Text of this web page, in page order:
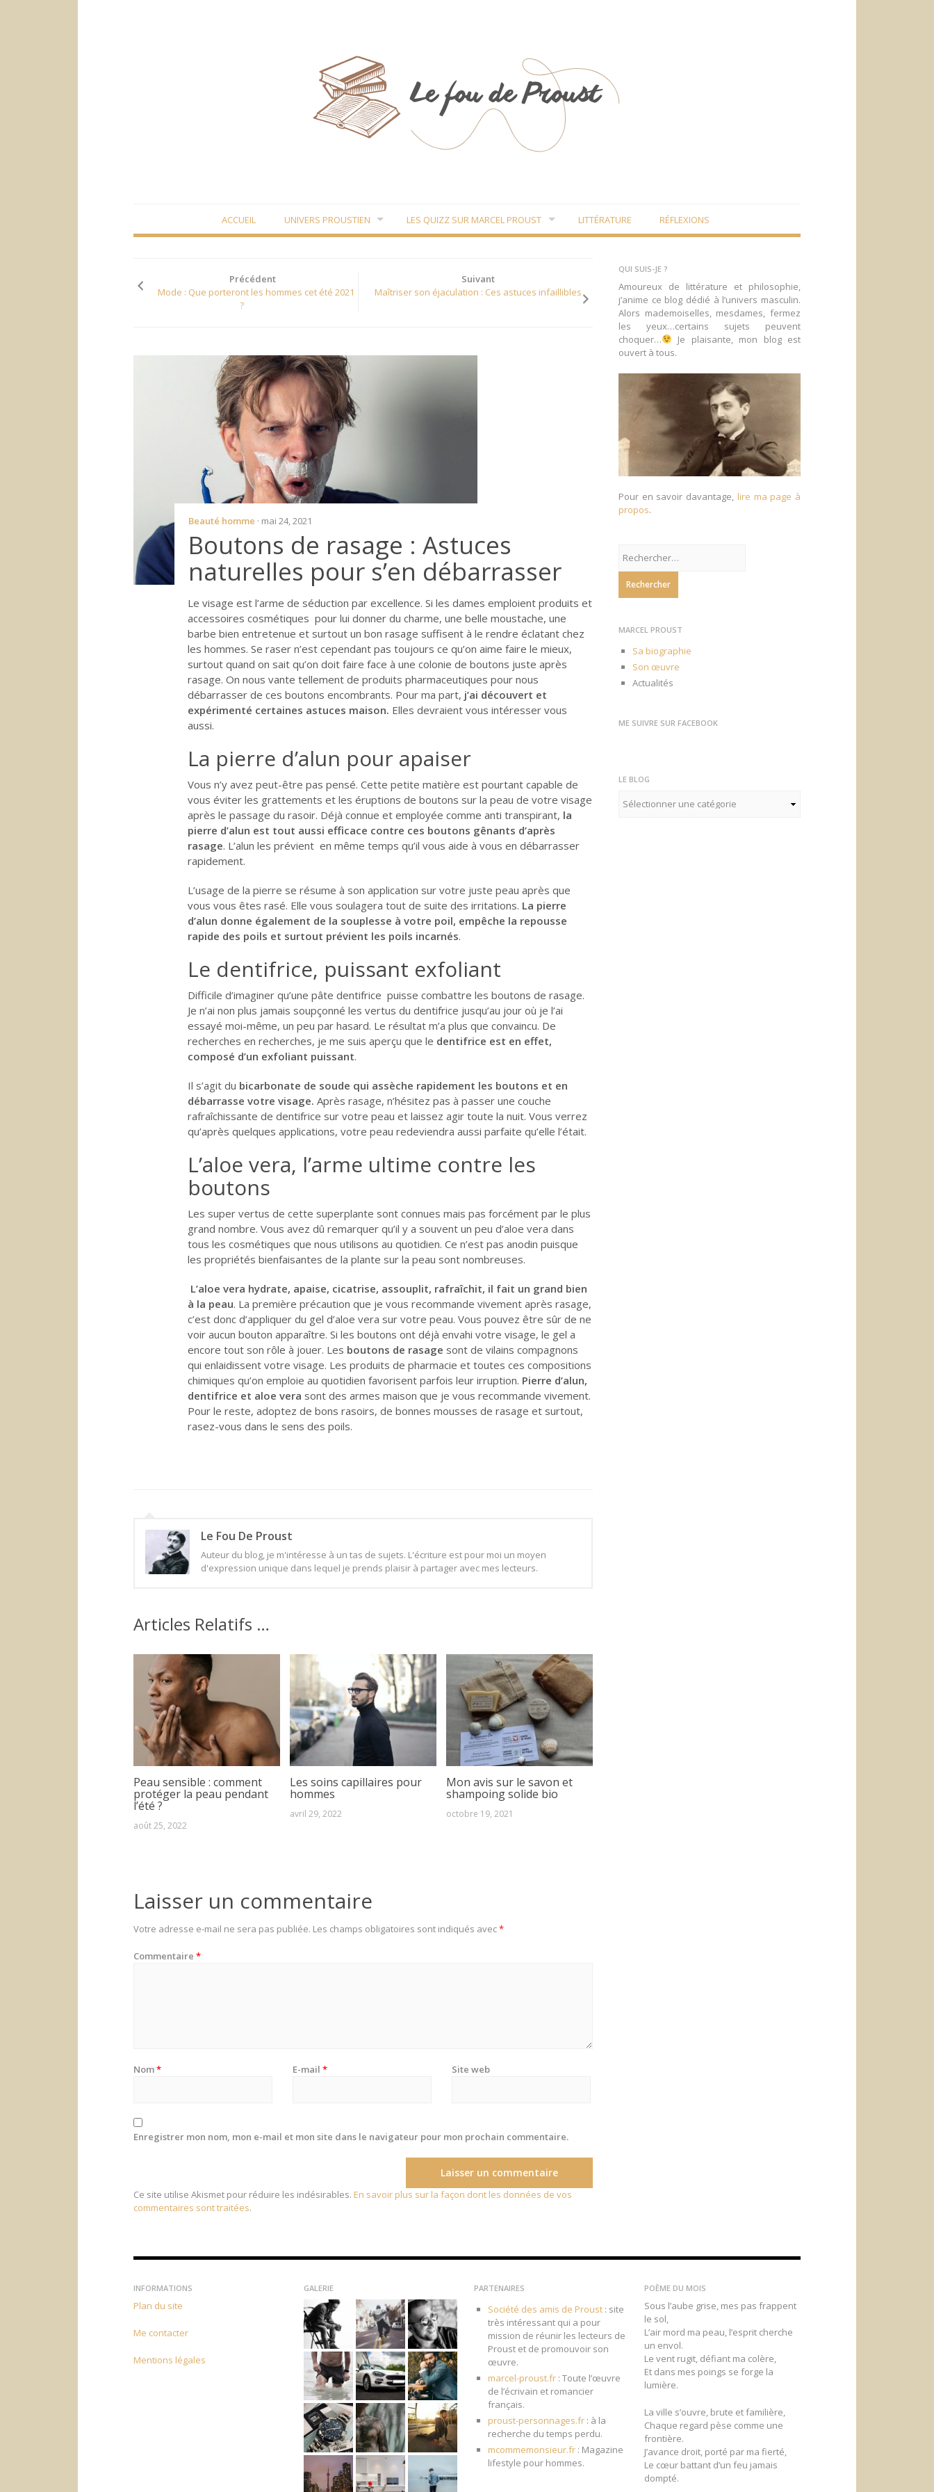
content
ACCUEIL UNIVERS PROUSTIEN LES QUIZZ SUR MARCEL PROUST LITTÉRATURE RÉFLEXIONS
Précédent
Mode : Que porteront les hommes cet été 2021
?
Suivant
Maîtriser son éjaculation : Ces astuces infaillibles
Beauté homme · mai 24, 2021
Boutons de rasage : Astuces
naturelles pour s’en débarrasser
Le visage est l’arme de séduction par excellence. Si les dames emploient produits et
accessoires cosmétiques pour lui donner du charme, une belle moustache, une
barbe bien entretenue et surtout un bon rasage suffisent à le rendre éclatant chez
les hommes. Se raser n’est cependant pas toujours ce qu’on aime faire le mieux,
surtout quand on sait qu’on doit faire face à une colonie de boutons juste après
rasage. On nous vante tellement de produits pharmaceutiques pour nous
débarrasser de ces boutons encombrants. Pour ma part, j’ai découvert et
expérimenté certaines astuces maison. Elles devraient vous intéresser vous
aussi.
La pierre d’alun pour apaiser
Vous n’y avez peut-être pas pensé. Cette petite matière est pourtant capable de
vous éviter les grattements et les éruptions de boutons sur la peau de votre visage
après le passage du rasoir. Déjà connue et employée comme anti transpirant, la
pierre d’alun est tout aussi efficace contre ces boutons gênants d’après
rasage. L’alun les prévient en même temps qu’il vous aide à vous en débarrasser
rapidement.
L’usage de la pierre se résume à son application sur votre juste peau après que
vous vous êtes rasé. Elle vous soulagera tout de suite des irritations. La pierre
d’alun donne également de la souplesse à votre poil, empêche la repousse
rapide des poils et surtout prévient les poils incarnés.
Le dentifrice, puissant exfoliant
Difficile d’imaginer qu’une pâte dentifrice puisse combattre les boutons de rasage.
Je n’ai non plus jamais soupçonné les vertus du dentifrice jusqu’au jour où je l’ai
essayé moi-même, un peu par hasard. Le résultat m’a plus que convaincu. De
recherches en recherches, je me suis aperçu que le dentifrice est en effet,
composé d’un exfoliant puissant.
Il s’agit du bicarbonate de soude qui assèche rapidement les boutons et en
débarrasse votre visage. Après rasage, n’hésitez pas à passer une couche
rafraîchissante de dentifrice sur votre peau et laissez agir toute la nuit. Vous verrez
qu’après quelques applications, votre peau redeviendra aussi parfaite qu’elle l’était.
L’aloe vera, l’arme ultime contre les
boutons
Les super vertus de cette superplante sont connues mais pas forcément par le plus
grand nombre. Vous avez dû remarquer qu’il y a souvent un peu d’aloe vera dans
tous les cosmétiques que nous utilisons au quotidien. Ce n’est pas anodin puisque
les propriétés bienfaisantes de la plante sur la peau sont nombreuses.
L’aloe vera hydrate, apaise, cicatrise, assouplit, rafraîchit, il fait un grand bien
à la peau. La première précaution que je vous recommande vivement après rasage,
c’est donc d’appliquer du gel d’aloe vera sur votre peau. Vous pouvez être sûr de ne
voir aucun bouton apparaître. Si les boutons ont déjà envahi votre visage, le gel a
encore tout son rôle à jouer. Les boutons de rasage sont de vilains compagnons
qui enlaidissent votre visage. Les produits de pharmacie et toutes ces compositions
chimiques qu’on emploie au quotidien favorisent parfois leur irruption. Pierre d’alun,
dentifrice et aloe vera sont des armes maison que je vous recommande vivement.
Pour le reste, adoptez de bons rasoirs, de bonnes mousses de rasage et surtout,
rasez-vous dans le sens des poils.
Le Fou De Proust
Auteur du blog, je m'intéresse à un tas de sujets. L'écriture est pour moi un moyen
d'expression unique dans lequel je prends plaisir à partager avec mes lecteurs.
Articles Relatifs …
Peau sensible : comment
protéger la peau pendant
l’été ?
août 25, 2022
Les soins capillaires pour
hommes
avril 29, 2022
Mon avis sur le savon et
shampoing solide bio
octobre 19, 2021
Laisser un commentaire
Votre adresse e-mail ne sera pas publiée. Les champs obligatoires sont indiqués avec*
Commentaire *
Nom* E-mail * Site web
Enregistrer mon nom, mon e-mail et mon site dans le navigateur pour mon prochain commentaire.
Ce site utilise Akismet pour réduire les indésirables. En savoir plus sur la façon dont les données de vos
commentaires sont traitées.
QUI SUIS-JE ?
Amoureux de littérature et philosophie,
j’anime ce blog dédié à l’univers masculin.
Alors mademoiselles, mesdames, fermez
les yeux…certains sujets peuvent
choquer…
Je plaisante, mon blog est
ouvert à tous.
Pour en savoir davantage, lire ma page à
propos.
MARCEL PROUST
Sa biographie
Son œuvre
Actualités
ME SUIVRE SUR FACEBOOK
LE BLOG
blog
INFORMATIONS
Plan du site
Me contacter
Mentions légales
GALERIE PARTENAIRES
Société des amis de Proust : site
très intéressant qui a pour
mission de réunir les lecteurs de
Proust et de promouvoir son
œuvre.
marcel-proust.fr : Toute l’œuvre
de l’écrivain et romancier
français.
proust-personnages.fr : à la
recherche du temps perdu.
mcommemonsieur.fr : Magazine
lifestyle pour hommes.
POÈME DU MOIS
Sous l’aube grise, mes pas frappent
le sol,
L’air mord ma peau, l’esprit cherche
un envol.
Le vent rugit, défiant ma colère,
Et dans mes poings se forge la
lumière.
La ville s’ouvre, brute et familière,
Chaque regard pèse comme une
frontière.
J’avance droit, porté par ma fierté,
Le cœur battant d’un feu jamais
dompté.